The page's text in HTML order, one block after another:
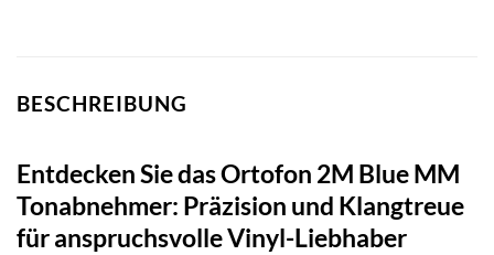
BESCHREIBUNG
Entdecken Sie das Ortofon 2M Blue MM
Tonabnehmer: Präzision und Klangtreue
für anspruchsvolle Vinyl-Liebhaber